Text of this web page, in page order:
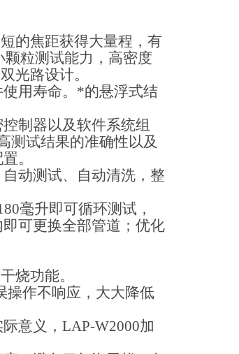
的焦距获得大量程，有
粒测试能力，高密度
光路设计。
用寿命。*的悬浮式结
制器以及软件系统组
测试结果的准确性以及
。
动测试、自动清洗，整
毫升即可循环测试，
可更换全部管道；优化
烧功能。
操作不响应，大大降低
意义， LAP-W2000加